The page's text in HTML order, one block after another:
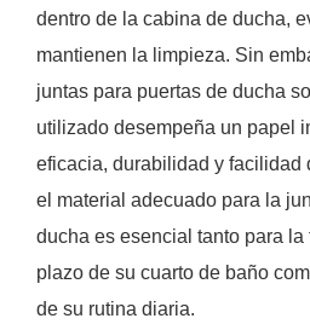
dentro de la cabina de ducha,
mantienen la limpieza. Sin
juntas para puertas de ducha
utilizado desempeña un papel
eficacia, durabilidad y facilidad
el material adecuado para la
ducha es esencial tanto para
plazo de su cuarto de baño
de su rutina diaria.